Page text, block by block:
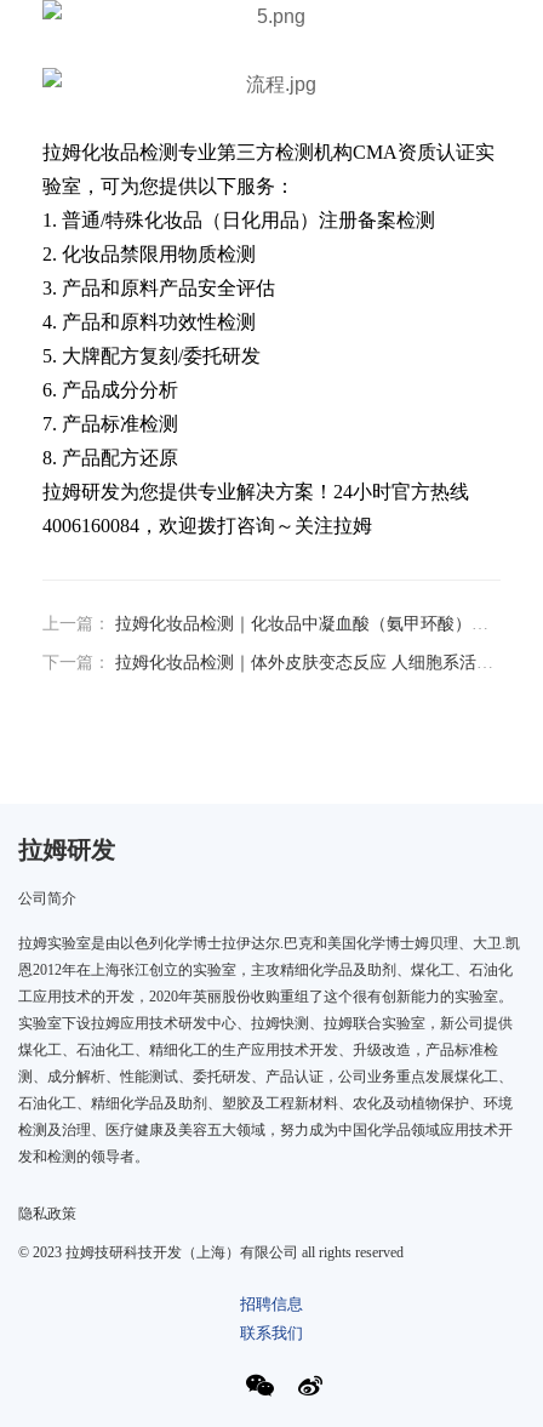
拉姆化妆品检测专业第三方检测机构CMA资质认证实
验室，可为您提供以下服务：
1. 普通/特殊化妆品（日化用品）注册备案检测
2. 化妆品禁限用物质检测
3. 产品和原料产品安全评估
4. 产品和原料功效性检测
5. 大牌配方复刻/委托研发
6. 产品成分分析
7. 产品标准检测
8. 产品配方还原
拉姆研发为您提供专业解决方案！24小时官方热线
4006160084，欢迎拨打咨询～关注拉姆
上一篇： 拉姆化妆品检测｜化妆品中凝血酸（氨甲环酸）的检测
下一篇： 拉姆化妆品检测｜体外皮肤变态反应 人细胞系活化试验
拉姆研发
公司简介
拉姆实验室是由以色列化学博士拉伊达尔.巴克和美国化学博士姆贝理、大卫.凯
恩2012年在上海张江创立的实验室，主攻精细化学品及助剂、煤化工、石油化
工应用技术的开发，2020年英丽股份收购重组了这个很有创新能力的实验室。
实验室下设拉姆应用技术研发中心、拉姆快测、拉姆联合实验室，新公司提供
煤化工、石油化工、精细化工的生产应用技术开发、升级改造，产品标准检
测、成分解析、性能测试、委托研发、产品认证，公司业务重点发展煤化工、
石油化工、精细化学品及助剂、塑胶及工程新材料、农化及动植物保护、环境
检测及治理、医疗健康及美容五大领域，努力成为中国化学品领域应用技术开
发和检测的领导者。
隐私政策
© 2023 拉姆技研科技开发（上海）有限公司 all rights reserved
招聘信息
联系我们